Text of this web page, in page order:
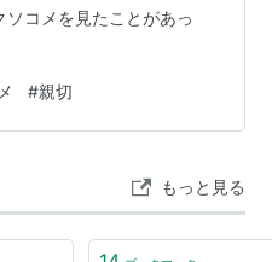
コメを見たことがあっ
#親切
もっと見る